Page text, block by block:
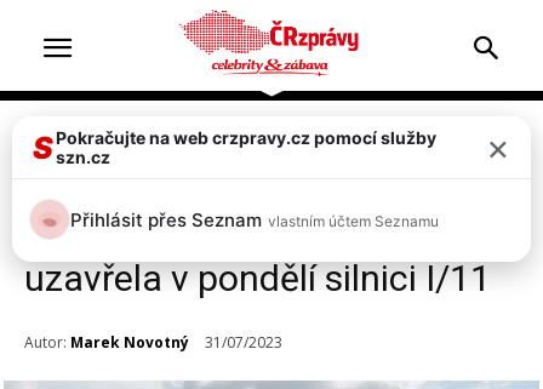
Doprava & nehody
Tragická nehoda mezi
Bludovem a Šumperkem
uzavřela v pondělí silnici I/11
Autor: Marek Novotný 31/07/2023
SPokračujte na web crzpravy.cz pomocí služby
szn.cz
×
Přihlásit přes Seznam vlastním účtem Seznamu